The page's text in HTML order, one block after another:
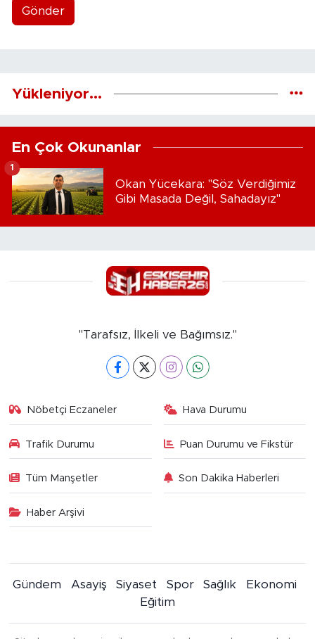
Gönder
Yükleniyor...
En Çok Okunanlar
Okan Yücekara: "Söz Verdiğimiz
Gibi Masada Değil, Sahadayız"
1
"Tarafsız, İlkeli ve Bağımsız."
Nöbetçi Eczaneler Hava Durumu
Trafik Durumu Puan Durumu ve Fikstür
Tüm Manşetler Son Dakika Haberleri
Haber Arşivi
Gündem Asayiş Siyaset Spor Sağlık
Ekonomi
Eğitim